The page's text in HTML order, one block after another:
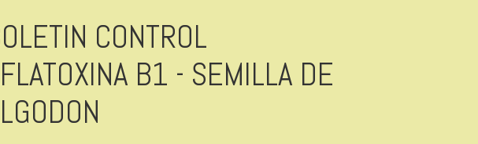
CONTROL
B1 - SEMILLA DE